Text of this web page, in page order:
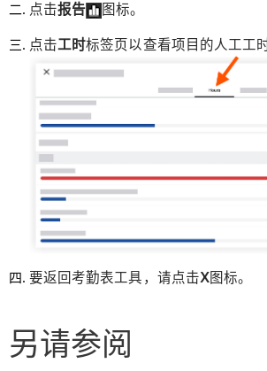
点击报告 图标。
点击工时标签页以查看项目的人工工
要返回考勤表工具，请点击X图标。
另请参阅